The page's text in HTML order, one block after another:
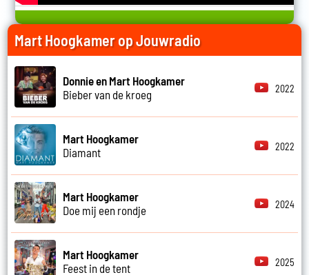
Mart Hoogkamer op Jouwradio
Donnie en Mart Hoogkamer
Bieber van de kroeg
2022
Mart Hoogkamer
Diamant
2022
Mart Hoogkamer
Doe mij een rondje
2024
Mart Hoogkamer
Feest in de tent
2025